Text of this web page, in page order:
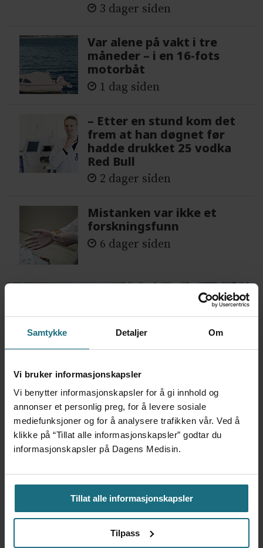
Samtykke Detaljer Om
Vi bruker informasjonskapsler
Vi benytter informasjonskapsler for å gi innhold og
annonser et personlig preg, for å levere sosiale
mediefunksjoner og for å analysere trafikken vår. Ved å
klikke på “Tillat alle informasjonskapsler” godtar du
informasjonskapsler på Dagens Medisin.
Tillat alle informasjonskapsler
Tilpass
3 dager siden
Var alene på vakt i tre
måneder – i en 16-fots
motorbåt
1 dag siden
– Etter en stund kom det
frem at han døgnet før
hadde drukket 25 vodka
Red Bull
2 dager siden
Mistanken var ikke et
forskningsfunn
6 dager siden
Har halvert reinnleggelser
etter pilotprosjekt